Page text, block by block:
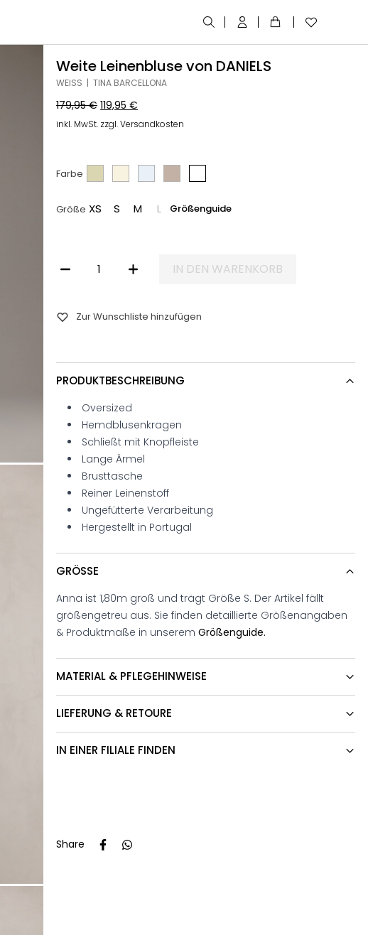
Weite Leinenbluse von DANIELS
WEISS | TINA BARCELLONA
179,95€ 119,95€
inkl. MwSt. zzgl. Versandkosten
Farbe
Größe XS S M L Größenguide
WEITE LEINENBLUSE VON DANIELS MENGE
IN DEN WARENKORB
Zur Wunschliste hinzufügen
PRODUKTBESCHREIBUNG
Oversized
Hemdblusenkragen
Schließt mit Knopfleiste
Lange Ärmel
Brusttasche
Reiner Leinenstoff
Ungefütterte Verarbeitung
Hergestellt in Portugal
GRÖSSE
Anna ist 1,80m groß und trägt Größe S. Der Artikel fällt
größengetreu aus. Sie finden detaillierte Größenangaben
& Produktmaße in unseremGrößenguide.
MATERIAL & PFLEGEHINWEISE
LIEFERUNG & RETOURE
IN EINER FILIALE FINDEN
Share